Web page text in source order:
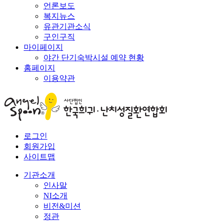
언론보도
복지뉴스
유관기관소식
구인구직
마이페이지
야간 단기숙박시설 예약 현황
홈페이지
이용약관
로그인
회원가입
사이트맵
기관소개
인사말
NI소개
비전&미션
정관